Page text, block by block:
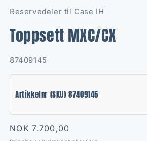
in
Reservedeler til Case IH
Toppsett MXC/CX
SKU:
87409145
Artikkelnr (SKU) 87409145
Regular
NOK 7.700,00